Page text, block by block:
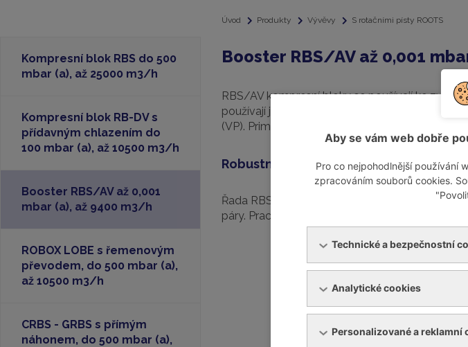
Úvod Produkty Vývěvy S rotačními písty ROOTS
Booster RBS/AV až 0,001
RBS/AV kompresní bloky se používají ke
používají jako booster pracující při jejich
(VP). Primární vývěva by měla dosahovat
Robustní a spolehlivé
Řada RBS/AV je díky své robustní konstrukci
páry. Pracuje bezpečně s minimální údržbou.
Kompresní blok RBS do 500
mbar (a), až 25000 m3/h
Kompresní blok RB-DV s
přídavným chlazením do
100 mbar (a), až 10500 m3/h
Booster RBS/AV až 0,001
mbar (a), až 9400 m3/h
ROBOX LOBE s řemenovým
převodem, do 500 mbar (a),
až 10500 m3/h
CRBS - GRBS s přímým
náhonem, do 500 mbar (a),
Aby se vám web dobře
Pro co nejpohodlnější používání
zpracováním souborů cookies.
Technické a bezpečnostní
Analytické cookies
Personalizované a reklamní